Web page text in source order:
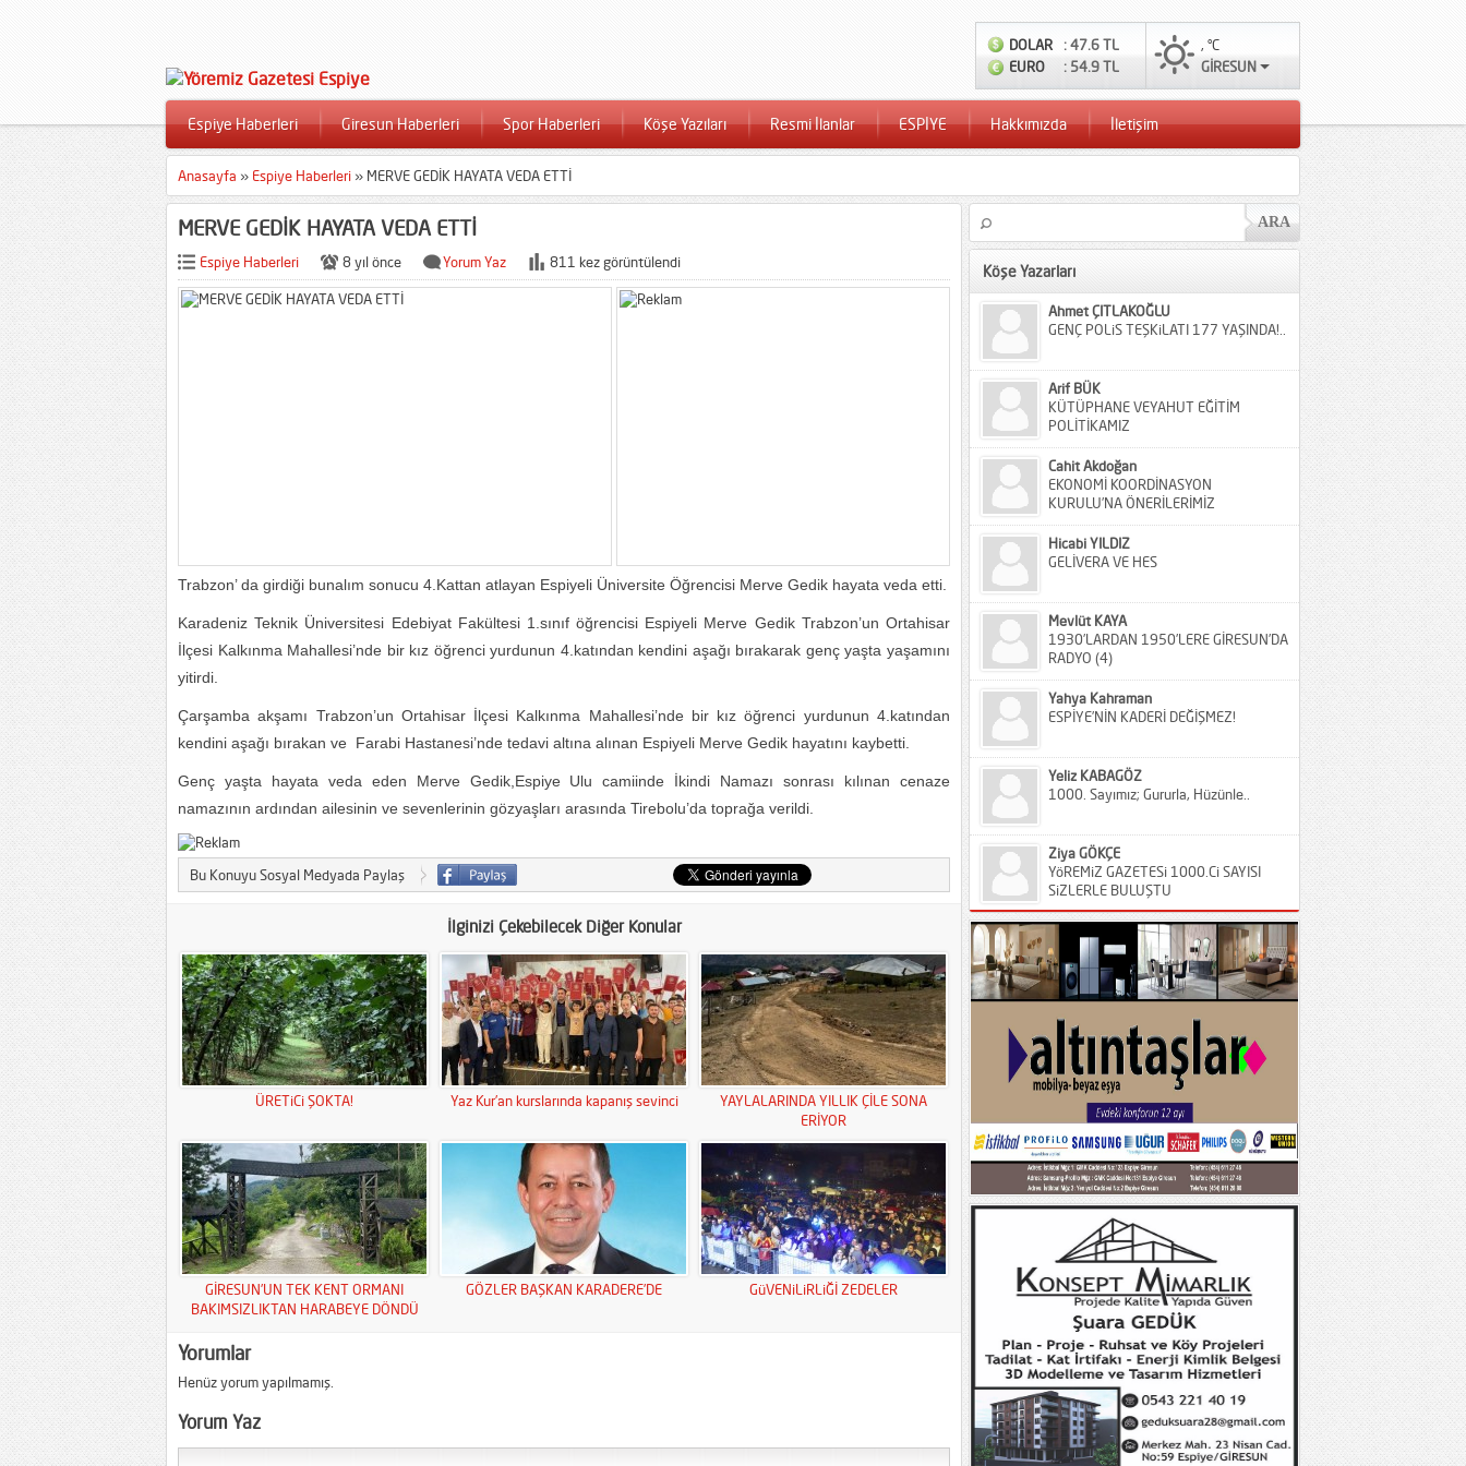
DOLAR
: 47.6 TL
EURO
: 54.9 TL
, °C
GİRESUN
Espiye Haberleri Giresun Haberleri Spor Haberleri Köşe Yazıları Resmi İlanlar ESPİYE Hakkımızda İletişim
Anasayfa » Espiye Haberleri » MERVE GEDİK HAYATA VEDA ETTİ
MERVE GEDİK HAYATA VEDA ETTİ
Espiye Haberleri 8 yıl önce Yorum Yaz 811 kez görüntülendi
Trabzon’ da girdiği bunalım sonucu 4.Kattan atlayan Espiyeli Üniversite Öğrencisi Merve Gedik hayata veda etti.
Karadeniz Teknik Üniversitesi Edebiyat Fakültesi 1.sınıf öğrencisi Espiyeli Merve Gedik Trabzon’un Ortahisar
İlçesi Kalkınma Mahallesi’nde bir kız öğrenci yurdunun 4.katından kendini aşağı bırakarak genç yaşta yaşamını
yitirdi.
Çarşamba akşamı Trabzon’un Ortahisar İlçesi Kalkınma Mahallesi’nde bir kız öğrenci yurdunun 4.katından
kendini aşağı bırakan ve Farabi Hastanesi’nde tedavi altına alınan Espiyeli Merve Gedik hayatını kaybetti.
Genç yaşta hayata veda eden Merve Gedik,Espiye Ulu camiinde İkindi Namazı sonrası kılınan cenaze
namazının ardından ailesinin ve sevenlerinin gözyaşları arasında Tirebolu’da toprağa verildi.
Bu Konuyu Sosyal Medyada Paylaş
İlginizi Çekebilecek Diğer Konular
ÜRETiCi ŞOKTA! Yaz Kur’an kurslarında kapanış sevinci
YAYLALARINDA YILLIK ÇİLE SONA
ERİYOR
GİRESUN’UN TEK KENT ORMANI
BAKIMSIZLIKTAN HARABEYE DÖNDÜ
GÖZLER BAŞKAN KARADERE’DE GüVENiLiRLiĞİ ZEDELER
Yorumlar
Henüz yorum yapılmamış.
Yorum Yaz
Köşe Yazarları
Ahmet ÇITLAKOĞLU
GENÇ POLiS TEŞKiLATI 177 YAŞINDA!..
Arif BÜK
KÜTÜPHANE VEYAHUT EĞİTİM
POLİTİKAMIZ
Cahit Akdoğan
EKONOMİ KOORDİNASYON
KURULU’NA ÖNERİLERİMİZ
Hicabi YILDIZ
GELİVERA VE HES
Mevlüt KAYA
1930’LARDAN 1950’LERE GİRESUN’DA
RADYO (4)
Yahya Kahraman
ESPİYE’NİN KADERİ DEĞİŞMEZ!
Yeliz KABAGÖZ
1000. Sayımız; Gururla, Hüzünle..
Ziya GÖKÇE
YöREMiZ GAZETESi 1000.Ci SAYISI
SiZLERLE BULUŞTU